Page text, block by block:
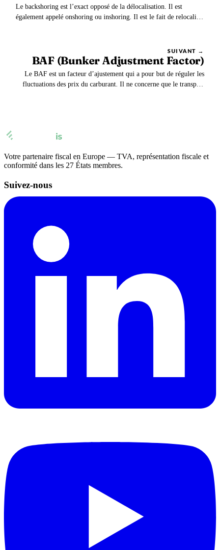
Le backshoring est l’exact opposé de la délocalisation. Il est
également appelé onshoring ou inshoring. Il est le fait de relocaliser
SUIVANT →
BAF (Bunker Adjustment Factor)
Le BAF est un facteur d’ajustement qui a pour but de réguler les
fluctuations des prix du carburant. Il ne concerne que le transport
Votre partenaire fiscal en Europe — TVA, représentation fiscale et
conformité dans les 27 États membres.
Suivez-nous